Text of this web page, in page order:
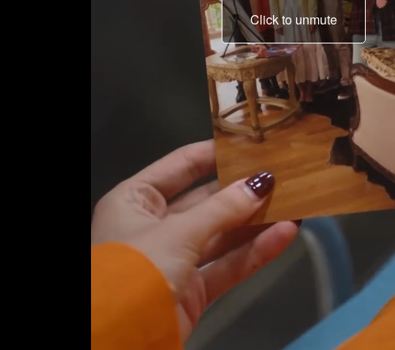
Click to unmute
Com esse fígado
artificial,